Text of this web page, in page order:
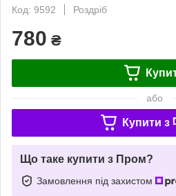
Код: 9592
Роздріб
780 ₴
або
Купити з
Що таке купити з Пром?
Замовлення під захистом